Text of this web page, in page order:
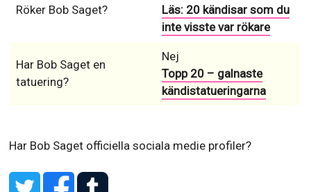
Röker Bob Saget?
Läs: 20 kändisar som du
inte visste var rökare
Har Bob Saget en
tatuering?
Nej
Topp 20 – galnaste
kändistatueringarna
Har Bob Saget officiella sociala medie profiler?